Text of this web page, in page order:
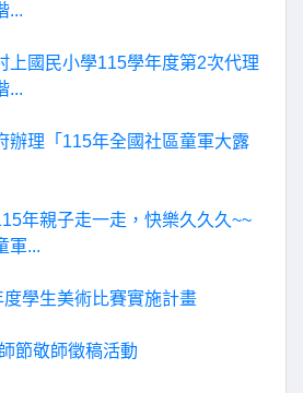
...
上國民小學115學年度第2次代理
...
辦理「115年全國社區童軍大露
年親子走一走，快樂久久久~~
軍...
學生美術比賽實施計畫
節敬師徵稿活動